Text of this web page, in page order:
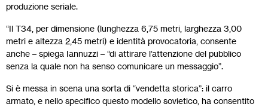
produzione seriale.
“Il T34, per dimensione (lunghezza 6,75 metri, larghezza 3,00
metri e altezza 2,45 metri) e identità provocatoria, consente
anche – spiega Iannuzzi – “di attirare l’attenzione del pubblico
senza la quale non ha senso comunicare un messaggio”.
Si è messa in scena una sorta di “vendetta storica”: il carro
armato, e nello specifico questo modello sovietico, ha consentito